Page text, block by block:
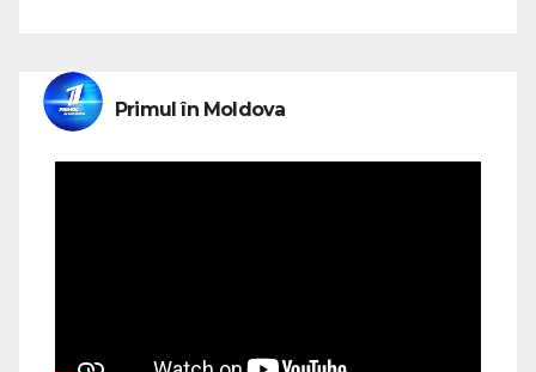
Primul în Moldova